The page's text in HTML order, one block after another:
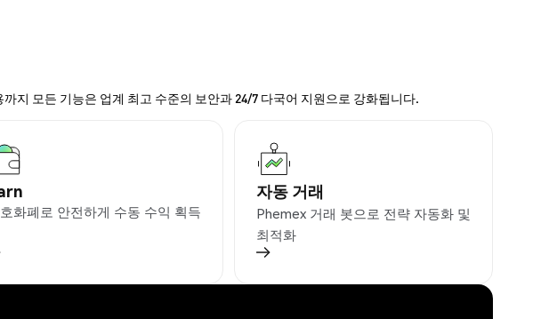
지 모든 기능은 업계 최고 수준의 보안과 24/7 다국어 지원으로 강화됩니다.
화폐로 안전하게 수동 수익 획득
자동 거래
Phemex 거래 봇으로 전략 자동화 및
최적화